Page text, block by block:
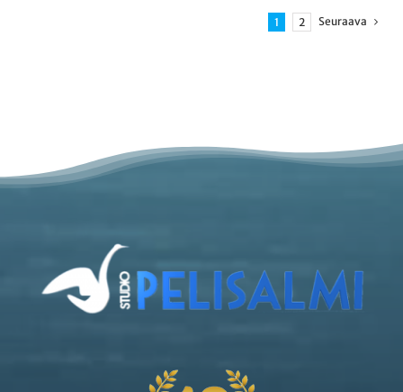
1 2 Seuraava